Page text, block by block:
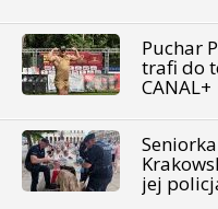
Puchar
trafi do
CANAL+
jej